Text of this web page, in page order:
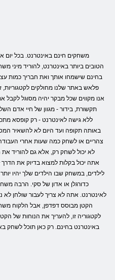
הטובים ביותר באינטרנט, להוריד
בחינם שישמחו אותך ואת חבריך כמות
פלאש באתר שלנו מחולקים
אנו מקווים שכל מבקר יהיה מסוגל לקבל
תקשורת, בידור - מגוון של חיי אדם
באותה תקופה ועד היום לא להשאיר
צהריים או לשחק כמה שעות אחרי
לא יכול לשחק רק, אלא גם להוריד
אתה יכול בקלות למצוא בדיוק את
לילדים, במשחק שבו הילדים שלך יהיו
כדורגלן או אדון של סקי. הרבה
לאינטרנט. אתה לא צריך לעבור שולחן
לקטגוריה זו, להעריך את הנוחות של
באינטרנט בחינם. רק כאן תוכל לשחק